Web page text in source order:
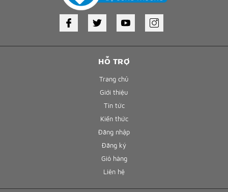
HỖ TRỢ
Trang chủ
Giới thiệu
Tin tức
Kiến thức
Đăng nhập
Đăng ký
Giỏ hàng
Liên hệ